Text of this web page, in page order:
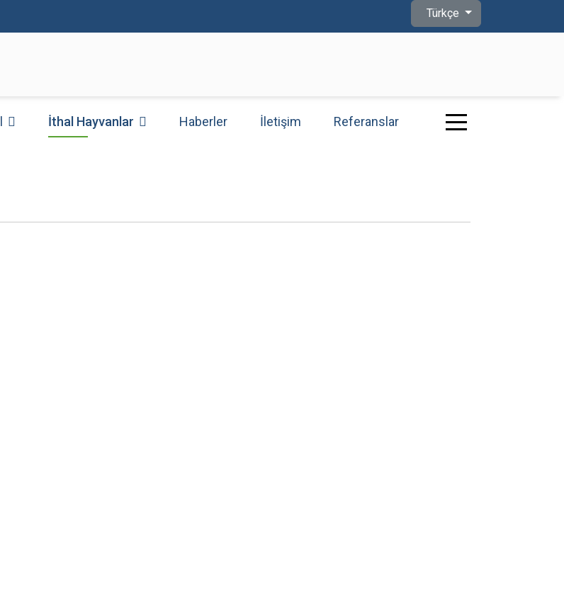
Dilinizi seçin
Türkçe
İthal Hayvanlar Haberler İletişim Referanslar